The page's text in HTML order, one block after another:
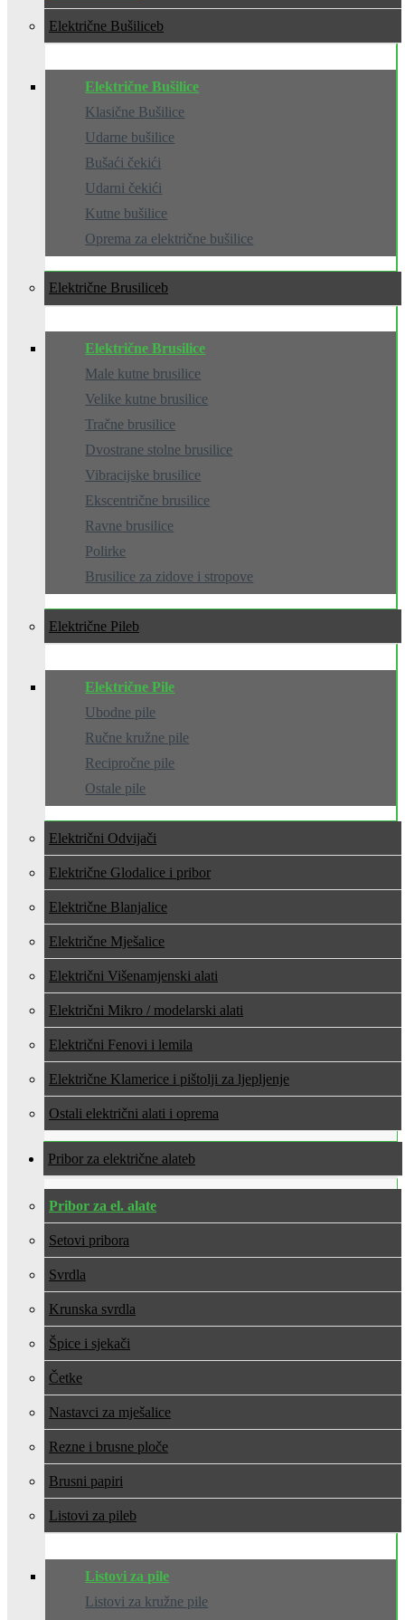
Električne Bušilice
Električne Bušilice
Klasične Bušilice
Udarne bušilice
Bušaći čekići
Udarni čekići
Kutne bušilice
Oprema za električne bušilice
Električne Brusilice
Električne Brusilice
Male kutne brusilice
Velike kutne brusilice
Tračne brusilice
Dvostrane stolne brusilice
Vibracijske brusilice
Ekscentrične brusilice
Ravne brusilice
Polirke
Brusilice za zidove i stropove
Električne Pile
Električne Pile
Ubodne pile
Ručne kružne pile
Recipročne pile
Ostale pile
Električni Odvijači
Električne Glodalice i pribor
Električne Blanjalice
Električne Mješalice
Električni Višenamjenski alati
Električni Mikro / modelarski alati
Električni Fenovi i lemila
Električne Klamerice i pištolji za ljepljenje
Ostali električni alati i oprema
Pribor za električne alate
Pribor za el. alate
Setovi pribora
Svrdla
Krunska svrdla
Špice i sjekači
Četke
Nastavci za mješalice
Rezne i brusne ploče
Brusni papiri
Listovi za pile
Listovi za pile
Listovi za kružne pile